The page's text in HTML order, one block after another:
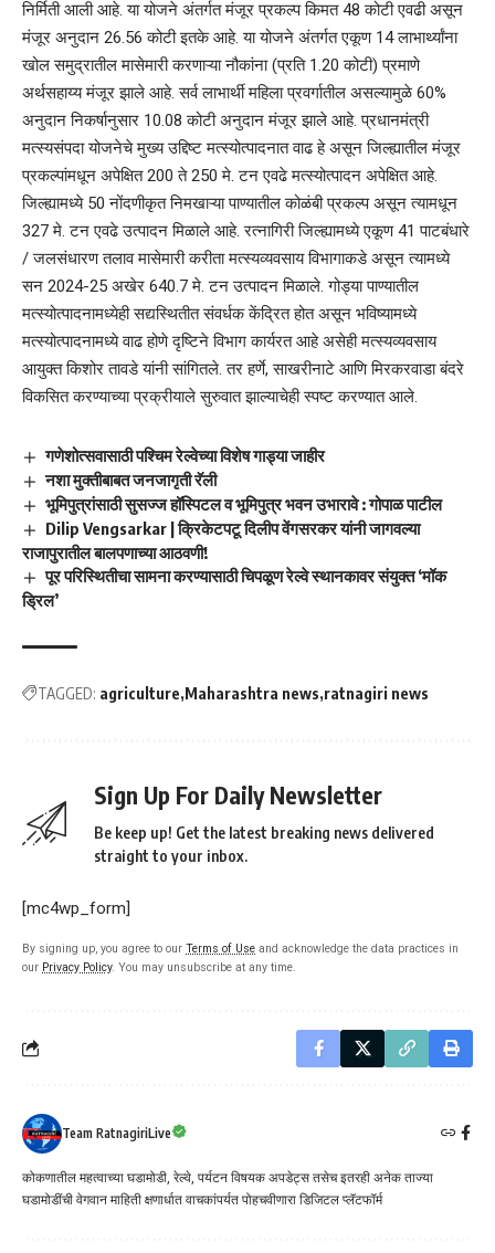
निर्मिती आली आहे. या योजने अंतर्गत मंजूर प्रकल्प किमत 48 कोटी एवढी असून
मंजूर अनुदान 26.56 कोटी इतके आहे. या योजने अंतर्गत एकूण 14 लाभार्थ्यांना
खोल समुद्रातील मासेमारी करणाऱ्या नौकांना (प्रति 1.20 कोटी) प्रमाणे
अर्थसहाय्य मंजूर झाले आहे. सर्व लाभार्थी महिला प्रवर्गातील असल्यामुळे 60%
अनुदान निकर्षानुसार 10.08 कोटी अनुदान मंजूर झाले आहे. प्रधानमंत्री
मत्स्यसंपदा योजनेचे मुख्य उद्दिष्ट मत्स्योत्पादनात वाढ हे असून जिल्ह्यातील मंजूर
प्रकल्पांमधून अपेक्षित 200 ते 250 मे. टन एवढे मत्स्योत्पादन अपेक्षित आहे.
जिल्ह्यामध्ये 50 नोंदणीकृत निमखाऱ्या पाण्यातील कोळंबी प्रकल्प असून त्यामधून
327 मे. टन एवढे उत्पादन मिळाले आहे. रत्नागिरी जिल्ह्यामध्ये एकूण 41 पाटबंधारे
/ जलसंधारण तलाव मासेमारी करीता मत्स्यव्यवसाय विभागाकडे असून त्यामध्ये
सन 2024-25 अखेर 640.7 मे. टन उत्पादन मिळाले. गोड्या पाण्यातील
मत्स्योत्पादनामध्येही सद्यस्थितीत संवर्धक केंद्रित होत असून भविष्यामध्ये
मत्स्योत्पादनामध्ये वाढ होणे दृष्टिने विभाग कार्यरत आहे असेही मत्स्यव्यवसाय
आयुक्त किशोर तावडे यांनी सांगितले. तर हर्णे, साखरीनाटे आणि मिरकरवाडा बंदरे
विकसित करण्याच्या प्रक्रीयाले सुरुवात झाल्याचेही स्पष्ट करण्यात आले.
गणेशोत्सवासाठी पश्चिम रेल्वेच्या विशेष गाड्या जाहीर
नशा मुक्तीबाबत जनजागृती रॅली
भूमिपुत्रांसाठी सुसज्ज हॉस्पिटल व भूमिपुत्र भवन उभारावे : गोपाळ पाटील
Dilip Vengsarkar | क्रिकेटपटू दिलीप वेंगसरकर यांनी जागवल्या
राजापुरातील बालपणाच्या आठवणी!
पूर परिस्थितीचा सामना करण्यासाठी चिपळूण रेल्वे स्थानकावर संयुक्त ‘मॉक
ड्रिल’
TAGGED: agriculture Maharashtra news ratnagiri news
Sign Up For Daily Newsletter
Be keep up! Get the latest breaking news delivered
straight to your inbox.
[mc4wp_form]
By signing up, you agree to our Terms of Use and acknowledge the data practices in
our Privacy Policy. You may unsubscribe at any time.
Team RatnagiriLive
कोकणातील महत्वाच्या घडामोडी, रेल्वे, पर्यटन विषयक अपडेट्स तसेच इतरही अनेक ताज्या
घडामोडींची वेगवान माहिती क्षणार्धात वाचकांपर्यत पोहचवीणारा डिजिटल प्लॅटफॉर्म